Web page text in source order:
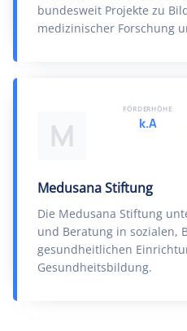
bundesweit Projekte zu
medizinischer Forschung
M
Medusana Stiftung
Die Medusana Stiftung
und Beratung in sozialen,
gesundheitlichen
Gesundheitsbildung.
FÖRDERHÖHE
k.A